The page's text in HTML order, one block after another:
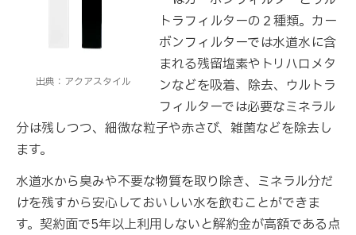
出典：アクアスタイル
トラフィルターの２種類。カー
ボンフィルターでは水道水に含
まれる残留塩素やトリハロメタ
ンなどを吸着、除去、ウルトラ
フィルターでは必要なミネラル
分は残しつつ、細微な粒子や赤さび、雑菌などを除去し
ます。
水道水から臭みや不要な物質を取り除き、ミネラル分だ
けを残すから安心しておいしい水を飲むことができま
す。契約面で5年以上利用しないと解約金が高額である点